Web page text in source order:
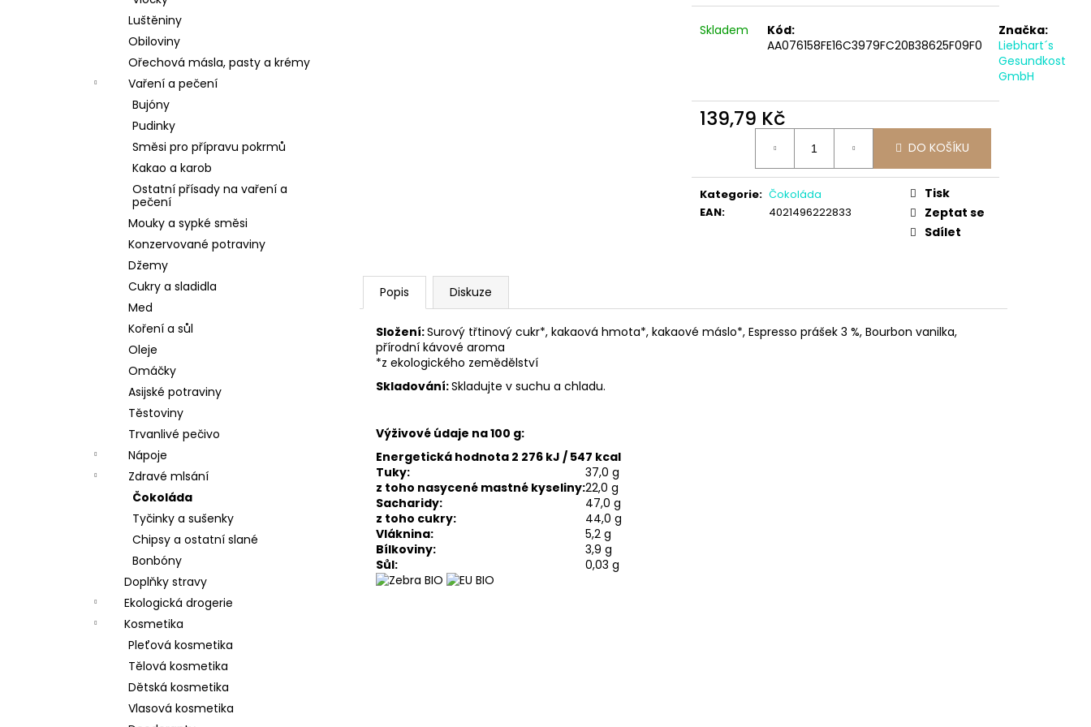
Luštěniny
Obiloviny
Ořechová másla, pasty a krémy
Vaření a pečení
Bujóny
Pudinky
Směsi pro přípravu pokrmů
Kakao a karob
Ostatní přísady na vaření a
pečení
Mouky a sypké směsi
Konzervované potraviny
Džemy
Cukry a sladidla
Med
Koření a sůl
Oleje
Omáčky
Asijské potraviny
Těstoviny
Trvanlivé pečivo
Nápoje
Zdravé mlsání
Čokoláda
Tyčinky a sušenky
Chipsy a ostatní slané
Bonbóny
Doplňky stravy
Ekologická drogerie
Kosmetika
Pleťová kosmetika
Tělová kosmetika
Dětská kosmetika
Vlasová kosmetika
Skladem
Kód:
AA076158FE16C3979FC20B38625F09F0
Značka:
Liebhart´s
Gesundkost
GmbH
139,79 Kč
DO KOŠÍKU
Kategorie: Čokoláda
EAN: 4021496222833
Tisk
Zeptat se
Sdílet
Popis Diskuze
Složení:Surový třtinový cukr*, kakaová hmota*, kakaové máslo*, Espresso prášek 3 %, Bourbon vanilka,
přírodní kávové aroma
*z ekologického zemědělství
Skladování:Skladujte v suchu a chladu.
Výživové údaje na 100 g:
Energetická hodnota 2 276 kJ / 547 kcal
Tuky:
37,0 g
z toho nasycené mastné kyseliny:22,0 g
Sacharidy:
47,0 g
z toho cukry:
44,0 g
Vláknina:
5,2 g
Bílkoviny:
3,9 g
Sůl:
0,03 g